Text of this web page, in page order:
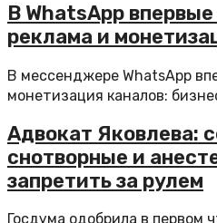
В WhatsApp
реклама и
В мессенджере WhatsApp
монетизация каналов:
Адвокат Яковлева:
снотворные и
запретить за рулем
Госдума одобрила в первом